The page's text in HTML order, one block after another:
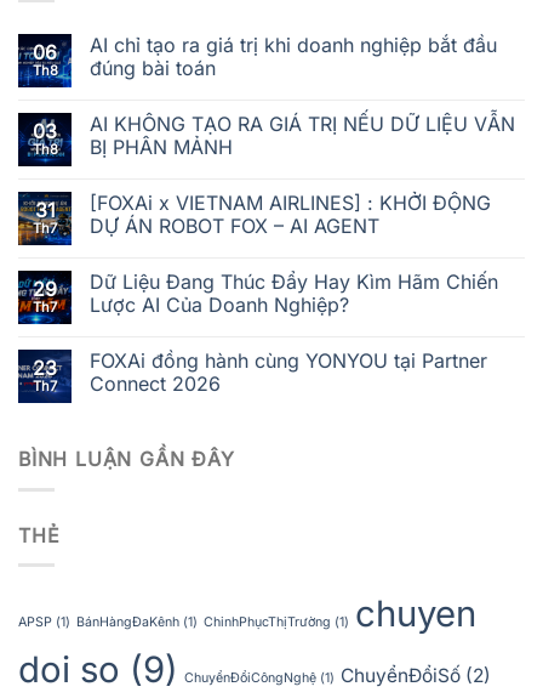
06
Th8
AI chỉ tạo ra giá trị khi doanh nghiệp bắt đầu
đúng bài toán
03
Th8
AI KHÔNG TẠO RA GIÁ TRỊ NẾU DỮ LIỆU VẪN
BỊ PHÂN MẢNH
31
Th7
[FOXAi x VIETNAM AIRLINES] : KHỞI ĐỘNG
DỰ ÁN ROBOT FOX – AI AGENT
29
Th7
Dữ Liệu Đang Thúc Đẩy Hay Kìm Hãm Chiến
Lược AI Của Doanh Nghiệp?
23
Th7
FOXAi đồng hành cùng YONYOU tại Partner
Connect 2026
BÌNH LUẬN GẦN ĐÂY
THẺ
APSP (1) BánHàngĐaKênh (1) ChinhPhụcThịTrường (1) chuyen
doi so (9) ChuyểnĐổiCôngNghệ (1) ChuyểnĐổiSố (2)